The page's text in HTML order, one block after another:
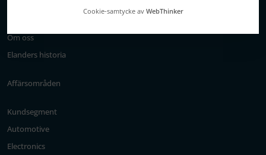
Om oss
Elanders historia
Affärsområden
Kundsegment
Automotive
Electronics
Cookie-samtycke av WebThinker